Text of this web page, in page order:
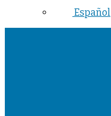
Español